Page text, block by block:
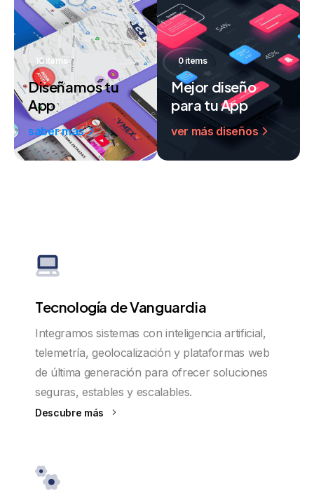
10 items
Diseñamos tu
App
saber más
0 items
Mejor diseño
para tu App
ver más diseños
Tecnología de Vanguardia
Integramos sistemas con inteligencia artificial,
telemetría, geolocalización y plataformas web
de última generación para ofrecer soluciones
seguras, estables y escalables.
Descubre más